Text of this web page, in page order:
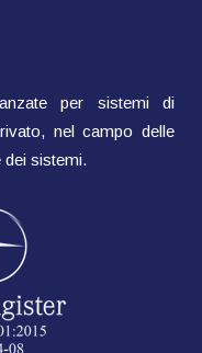
per sistemi di
nel campo delle
dei sistemi.